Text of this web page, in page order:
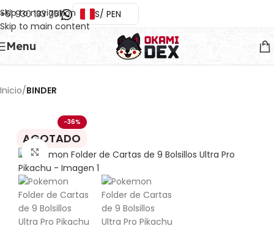
Skip to navigation
Skip to main content
+51 930 133 751 S/ PEN
Menu
Inicio BINDER
-36%
AGOTADO
Ampliar imágen